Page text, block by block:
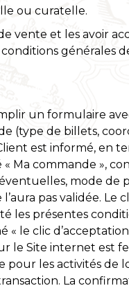
ou curatelle.
vente et les avoir
générales
un formulaire
(type de billets,
est informé, en
« Ma commande »,
mode de
pas validée. Le
les présentes
le clic
le Site internet est
les activités de
La